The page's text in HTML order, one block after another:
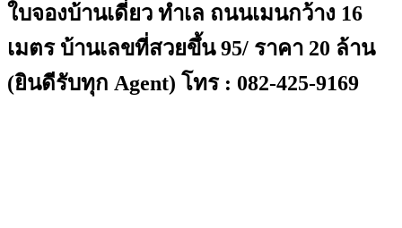
ใบจองบ้านเดี่ยว ทำเล ถนนเมนกว้าง 16
เมตร บ้านเลขที่สวยขึ้น 95/ ราคา 20 ล้าน
(ยินดีรับทุก Agent) โทร : 082-425-9169